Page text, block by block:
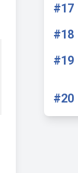
#17
#18
#19
#20